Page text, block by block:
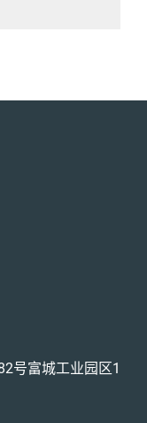
号富城工业园区1